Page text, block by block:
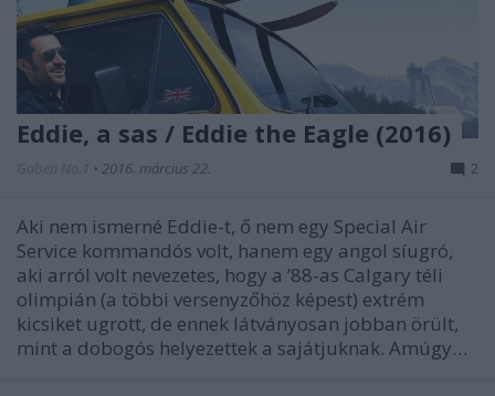
Eddie, a sas / Eddie the Eagle (2016)
• 2016. március 22. 2
Aki nem ismerné Eddie-t, ő nem egy Special Air
Service kommandós volt, hanem egy angol síugró,
aki arról volt nevezetes, hogy a ’88-as Calgary téli
olimpián (a többi versenyzőhöz képest) extrém
kicsiket ugrott, de ennek látványosan jobban örült,
mint a dobogós helyezettek a sajátjuknak. Amúgy…